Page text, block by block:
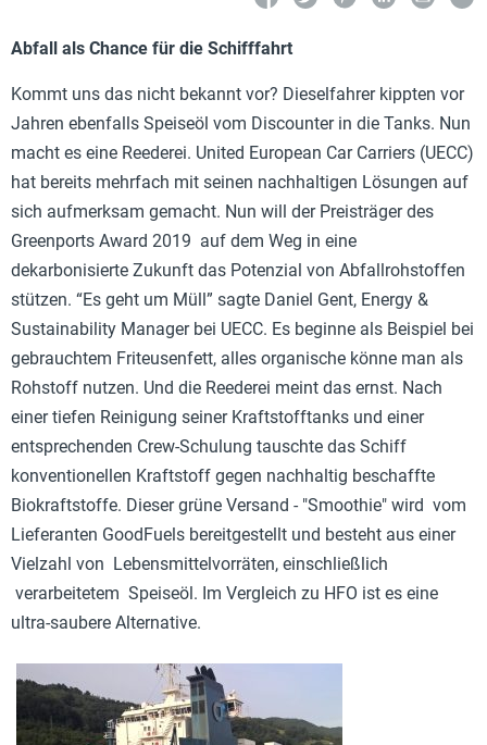
Abfall als Chance für die Schifffahrt
Kommt uns das nicht bekannt vor? Dieselfahrer kippten vor
Jahren ebenfalls Speiseöl vom Discounter in die Tanks. Nun
macht es eine Reederei. United European Car Carriers (UECC)
hat bereits mehrfach mit seinen nachhaltigen Lösungen auf
sich aufmerksam gemacht. Nun will der Preisträger des
Greenports Award 2019 auf dem Weg in eine
dekarbonisierte Zukunft das Potenzial von Abfallrohstoffen
stützen. “Es geht um Müll” sagte Daniel Gent, Energy &
Sustainability Manager bei UECC. Es beginne als Beispiel bei
gebrauchtem Friteusenfett, alles organische könne man als
Rohstoff nutzen. Und die Reederei meint das ernst. Nach
einer tiefen Reinigung seiner Kraftstofftanks und einer
entsprechenden Crew-Schulung tauschte das Schiff
konventionellen Kraftstoff gegen nachhaltig beschaffte
Biokraftstoffe. Dieser grüne Versand - "Smoothie" wird vom
Lieferanten GoodFuels bereitgestellt und besteht aus einer
Vielzahl von Lebensmittelvorräten, einschließlich
verarbeitetem Speiseöl. Im Vergleich zu HFO ist es eine
ultra-saubere Alternative.